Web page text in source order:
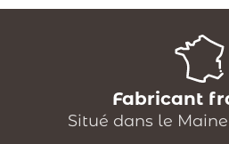
Fabricant
Situé dans le